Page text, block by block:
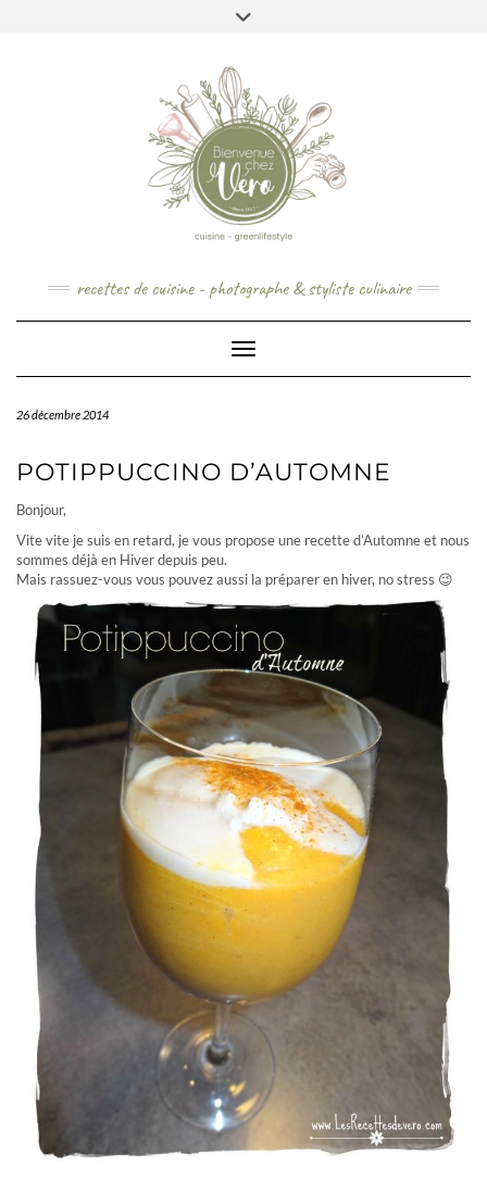
recettes de cuisine - photographe & styliste culinaire
Toggle Navigation
26 décembre 2014
POTIPPUCCINO D’AUTOMNE
Bonjour,
Vite vite je suis en retard, je vous propose une recette d’Automne et nous
sommes déjà en Hiver depuis peu.
Mais rassuez-vous vous pouvez aussi la préparer en hiver, no stress 😉